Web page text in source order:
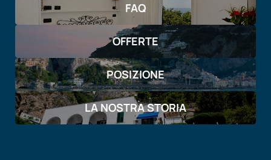
FAQ
OFFERTE
POSIZIONE
LA NOSTRA STORIA